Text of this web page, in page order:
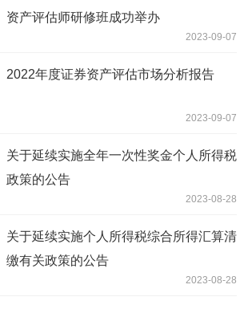
资产评估师研修班成功举办
2023-09-07
2022年度证券资产评估市场分析报告
2023-09-07
关于延续实施全年一次性奖金个人所得税
政策的公告
2023-08-28
关于延续实施个人所得税综合所得汇算清
缴有关政策的公告
2023-08-28